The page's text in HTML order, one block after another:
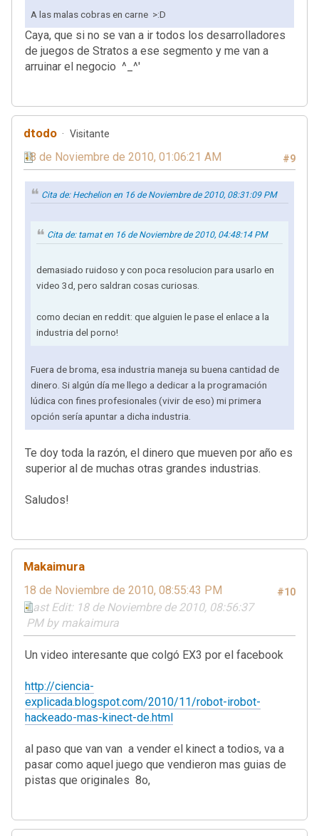
A las malas cobras en carne >:D
Caya, que si no se van a ir todos los desarrolladores
de juegos de Stratos a ese segmento y me van a
arruinar el negocio ^_^'
dtodo Visitante
#9
18 de Noviembre de 2010, 01:06:21 AM
Cita de: Hechelion en 16 de Noviembre de 2010, 08:31:09 PM
Cita de: tamat en 16 de Noviembre de 2010, 04:48:14 PM
demasiado ruidoso y con poca resolucion para usarlo en
video 3d, pero saldran cosas curiosas.
como decian en reddit: que alguien le pase el enlace a la
industria del porno!
Fuera de broma, esa industria maneja su buena cantidad de
dinero. Si algún día me llego a dedicar a la programación
lúdica con fines profesionales (vivir de eso) mi primera
opción sería apuntar a dicha industria.
Te doy toda la razón, el dinero que mueven por año es
superior al de muchas otras grandes industrias.
Saludos!
Makaimura
#10
18 de Noviembre de 2010, 08:55:43 PM
Last Edit: 18 de Noviembre de 2010, 08:56:37
PM by makaimura
Un video interesante que colgó EX3 por el facebook
http://ciencia-
explicada.blogspot.com/2010/11/robot-irobot-
hackeado-mas-kinect-de.html
al paso que van van a vender el kinect a todios, va a
pasar como aquel juego que vendieron mas guias de
pistas que originales 8o,